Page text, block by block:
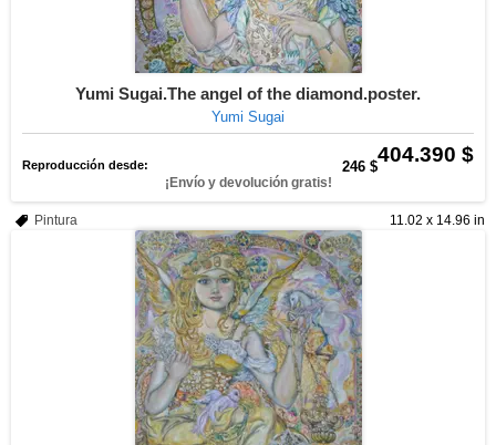
Yumi Sugai.The angel of the diamond.poster.
Yumi Sugai
404.390 $
Reproducción desde: 246 $
¡Envío y devolución gratis!
11.02 x 14.96 in
Pintura